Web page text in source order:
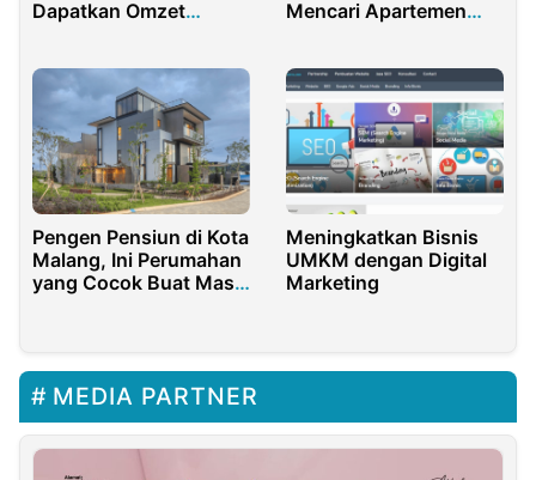
Dapatkan Omzet
Mencari Apartemen
Pengen Pensiun di Kota
Malang, Ini Perumahan
yang Cocok Buat Masa
Meningkatkan Bisnis
UMKM dengan Digital
Marketing
MEDIA PARTNER